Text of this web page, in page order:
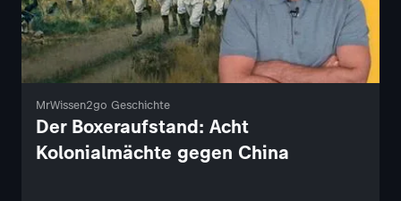
MrWissen2go Geschichte
Der Boxeraufstand: Acht
Kolonialmächte gegen China